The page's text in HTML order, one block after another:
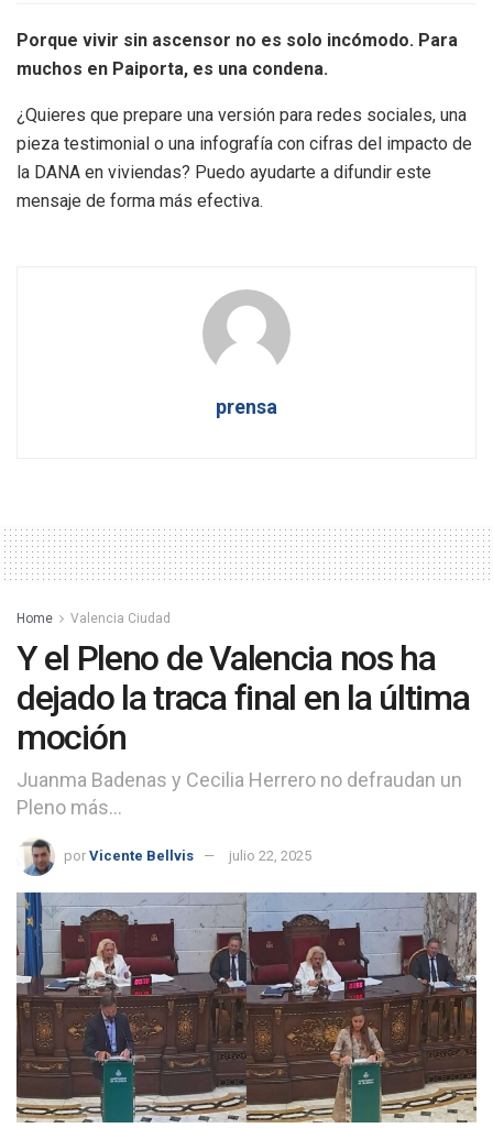
Porque vivir sin ascensor no es solo incómodo. Para
muchos en Paiporta, es una condena.
¿Quieres que prepare una versión para redes sociales, una
pieza testimonial o una infografía con cifras del impacto de
la DANA en viviendas? Puedo ayudarte a difundir este
mensaje de forma más efectiva.
prensa
Home Valencia Ciudad
Y el Pleno de Valencia nos ha
dejado la traca final en la última
moción
Juanma Badenas y Cecilia Herrero no defraudan un
Pleno más...
por Vicente Bellvis julio 22, 2025